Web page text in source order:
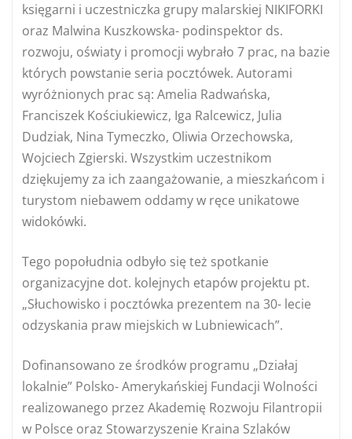
księgarni i uczestniczka grupy malarskiej NIKIFORKI
oraz Malwina Kuszkowska- podinspektor ds.
rozwoju, oświaty i promocji wybrało 7 prac, na bazie
których powstanie seria pocztówek. Autorami
wyróżnionych prac są: Amelia Radwańska,
Franciszek Kościukiewicz, Iga Ralcewicz, Julia
Dudziak, Nina Tymeczko, Oliwia Orzechowska,
Wojciech Zgierski. Wszystkim uczestnikom
dziękujemy za ich zaangażowanie, a mieszkańcom i
turystom niebawem oddamy w ręce unikatowe
widokówki.
Tego popołudnia odbyło się też spotkanie
organizacyjne dot. kolejnych etapów projektu pt.
„Słuchowisko i pocztówka prezentem na 30- lecie
odzyskania praw miejskich w Lubniewicach”.
Dofinansowano ze środków programu „Działaj
lokalnie” Polsko- Amerykańskiej Fundacji Wolności
realizowanego przez Akademię Rozwoju Filantropii
w Polsce oraz Stowarzyszenie Kraina Szlaków